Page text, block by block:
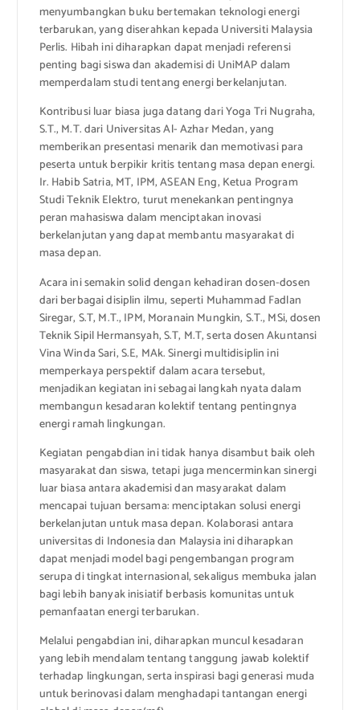
menyumbangkan buku bertemakan teknologi energi
terbarukan, yang diserahkan kepada Universiti Malaysia
Perlis. Hibah ini diharapkan dapat menjadi referensi
penting bagi siswa dan akademisi di UniMAP dalam
memperdalam studi tentang energi berkelanjutan.
Kontribusi luar biasa juga datang dari Yoga Tri Nugraha,
S.T., M.T. dari Universitas Al- Azhar Medan, yang
memberikan presentasi menarik dan memotivasi para
peserta untuk berpikir kritis tentang masa depan energi.
Ir. Habib Satria, MT, IPM, ASEAN Eng, Ketua Program
Studi Teknik Elektro, turut menekankan pentingnya
peran mahasiswa dalam menciptakan inovasi
berkelanjutan yang dapat membantu masyarakat di
masa depan.
Acara ini semakin solid dengan kehadiran dosen-dosen
dari berbagai disiplin ilmu, seperti Muhammad Fadlan
Siregar, S.T, M.T., IPM, Moranain Mungkin, S.T., MSi, dosen
Teknik Sipil Hermansyah, S.T, M.T, serta dosen Akuntansi
Vina Winda Sari, S.E, MAk. Sinergi multidisiplin ini
memperkaya perspektif dalam acara tersebut,
menjadikan kegiatan ini sebagai langkah nyata dalam
membangun kesadaran kolektif tentang pentingnya
energi ramah lingkungan.
Kegiatan pengabdian ini tidak hanya disambut baik oleh
masyarakat dan siswa, tetapi juga mencerminkan sinergi
luar biasa antara akademisi dan masyarakat dalam
mencapai tujuan bersama: menciptakan solusi energi
berkelanjutan untuk masa depan. Kolaborasi antara
universitas di Indonesia dan Malaysia ini diharapkan
dapat menjadi model bagi pengembangan program
serupa di tingkat internasional, sekaligus membuka jalan
bagi lebih banyak inisiatif berbasis komunitas untuk
pemanfaatan energi terbarukan.
Melalui pengabdian ini, diharapkan muncul kesadaran
yang lebih mendalam tentang tanggung jawab kolektif
terhadap lingkungan, serta inspirasi bagi generasi muda
untuk berinovasi dalam menghadapi tantangan energi